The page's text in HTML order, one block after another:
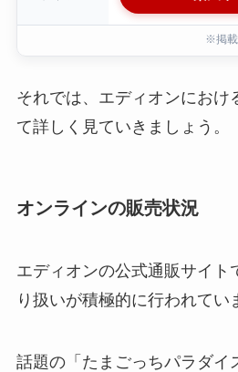
※掲載
それでは、エディオンにおけ
て詳しく見ていきましょう。
オンラインの販売状況
エディオンの公式通販サイト
り扱いが積極的に行われてい
話題の「たまごっちパラダイ